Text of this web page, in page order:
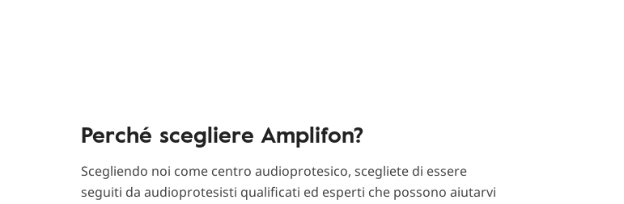
Perché scegliere Amplifon?
Scegliendo noi come centro audioprotesico, scegliete di essere
seguiti da audioprotesisti qualificati ed esperti che possono aiutarvi